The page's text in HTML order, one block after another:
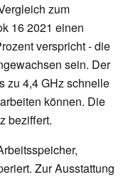
zum
16 2021 einen
verspricht - die
sein. Der
zu 4,4 GHz schnelle
können. Die
beziffert.
Zur Ausstattung